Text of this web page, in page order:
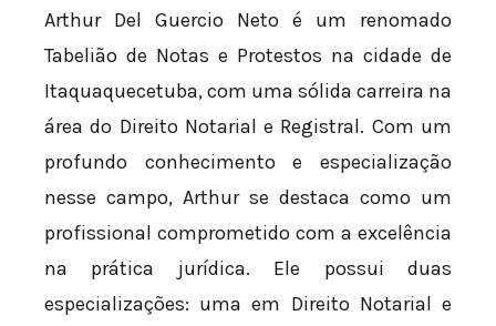
Arthur Del Guercio Neto é um renomado
Tabelião de Notas e Protestos na cidade de
Itaquaquecetuba, com uma sólida carreira na
área do Direito Notarial e Registral. Com um
profundo conhecimento e especialização
nesse campo, Arthur se destaca como um
profissional comprometido com a excelência
na prática jurídica. Ele possui duas
especializações: uma em Direito Notarial e